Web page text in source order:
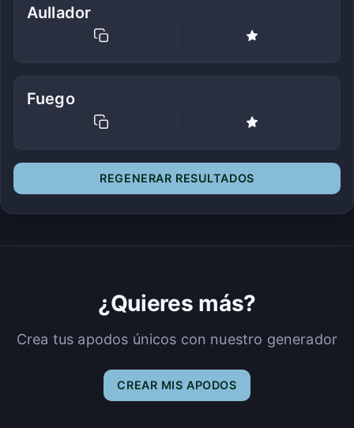
Aullador
Fuego
REGENERAR RESULTADOS
¿Quieres más?
Crea tus apodos únicos con nuestro generador
CREAR MIS APODOS